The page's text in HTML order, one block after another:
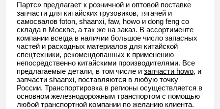
Партс» предлагает к розничной и оптовой поставке
запчасти для китайских грузовиков, тягачей и
самосвалов foton, shaanxi, faw, howo и dong feng со
склада в Москве, а так же на заказ. В ассортименте
компании всегда в наличии большое число запасных
частей и расходных материалов для китайской
спецтехники, рекомендованных к применению
непосредственно китайскими производителями. Все
предлагаемые детали, в том числе и запчасти howo, и
запчасти shaanxi, поставляются в любую точку
России. Транспортировка в регионы осуществляется в
основном железнодорожным транспортом с помощью
любой транспортной компании по желанию клиента.